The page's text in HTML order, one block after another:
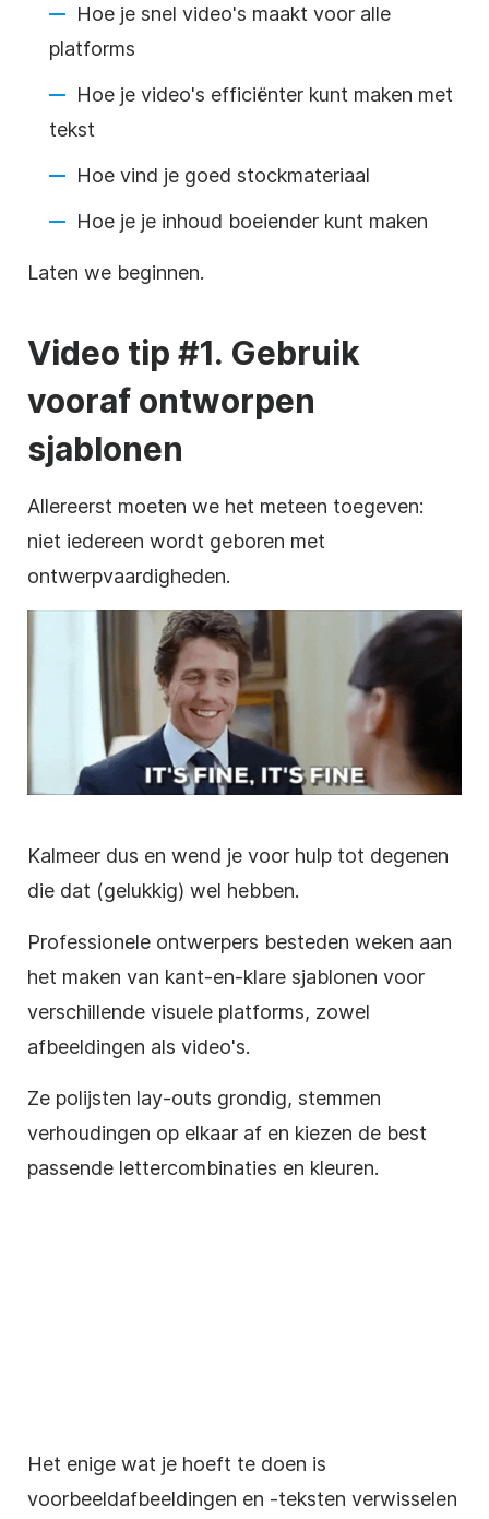
Hoe je snel video's maakt voor alle
platforms
Hoe je video's efficiënter kunt maken met
tekst
Hoe vind je goed stockmateriaal
Hoe je je inhoud boeiender kunt maken
Laten we beginnen.
Video tip #1. Gebruik
vooraf ontworpen
sjablonen
Allereerst moeten we het meteen toegeven:
niet iedereen wordt geboren met
ontwerpvaardigheden.
Kalmeer dus en wend je voor hulp tot degenen
die dat (gelukkig) wel hebben.
Professionele ontwerpers besteden weken aan
het maken van kant-en-klare sjablonen voor
verschillende visuele platforms, zowel
afbeeldingen als video's.
Ze polijsten lay-outs grondig, stemmen
verhoudingen op elkaar af en kiezen de best
passende lettercombinaties en kleuren.
Het enige wat je hoeft te doen is
voorbeeldafbeeldingen en -teksten verwisselen